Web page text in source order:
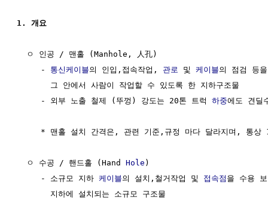
1. 개요
  ㅇ 인공 / 맨홀 (Manhole, 人孔)
     -
통신케이블의 인입,접속작업, 관로 및 케이블의 점검 등
       그 안에서 사람이 작업할 수 있도록 한 지하구조물
     - 외부 노출 철제 (뚜껑) 강도는 20톤 트럭
하중에도 견딜
* 맨홀 설치 간격은, 관련 기준,규정 마다 달라지며, 통
  ㅇ 수공 / 핸드홀 (Hand
Hole )
     - 소규모 지하
케이블의 설치,철거작업 및 접속점 을 수용
       지하에 설치되는 소규모 구조물